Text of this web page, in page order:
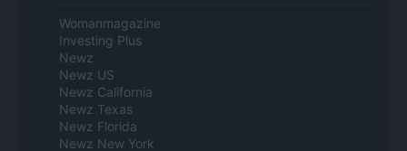
Womanmagazine
Investing Plus
Newz
Newz US
Newz California
Newz Texas
Newz Florida
Newz New York